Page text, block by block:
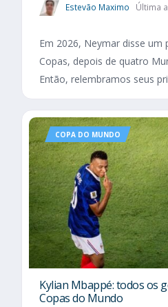
Estevão Maximo Última
Em 2026, Neymar disse um
Copas, depois de quatro
Então, relembramos seus
COPA DO MUNDO
Kylian Mbappé: todos os
Copas do Mundo